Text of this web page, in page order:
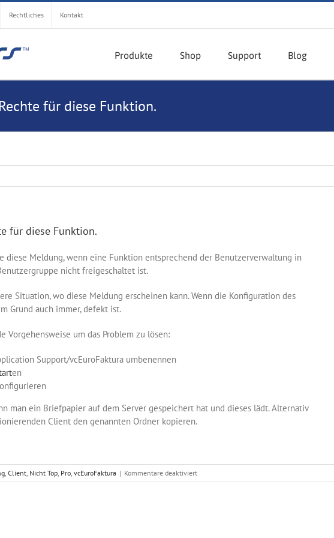
Rechtliches Kontakt
Produkte Shop Support Blog
für diese Funktion.
für diese Funktion.
diese Meldung, wenn eine Funktion entsprechend der Benutzerverwaltung in
nicht freigeschaltet ist.
Situation, wo diese Meldung erscheinen kann. Wenn die Konfiguration des
Grund auch immer, defekt ist.
Vorgehensweise um das Problem zu lösen:
Support/vcEuroFaktura umbenennen
en
man ein Briefpapier auf dem Server gespeichert hat und dieses lädt. Alternativ
Client den genannten Ordner kopieren.
Client Nicht Top Pro vcEuroFaktura | Kommentare deaktiviertfür
Sie